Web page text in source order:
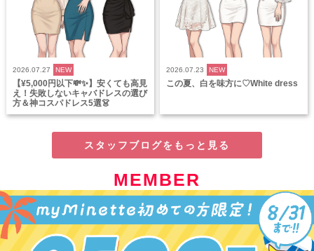
2026.07.27 NEW
【¥5,000円以下💸✨】安くても高見
え！失敗しないキャバドレスの選び
方＆神コスパドレス5選👗
2026.07.23 NEW
この夏、白を味方に♡White dress
スタッフブログをもっと見る
MEMBER